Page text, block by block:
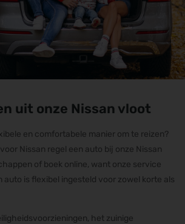
uit onze Nissan vloot
en comfortabele manier om te reizen?
Nissan regel een auto bij onze Nissan
of boek online, want onze service
auto is flexibel ingesteld voor zowel korte als
het zuinige